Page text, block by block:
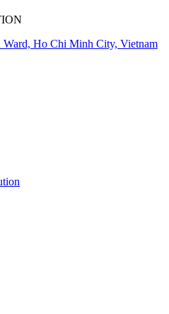
Ho Chi Minh City, Vietnam